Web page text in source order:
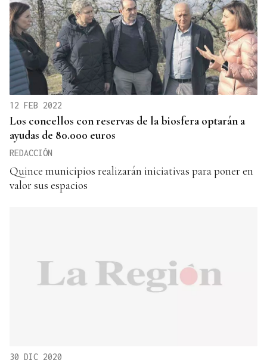
12 FEB 2022
Los concellos con reservas de la biosfera optarán a
ayudas de 80.000 euros
REDACCIÓN
Quince municipios realizarán iniciativas para poner en
valor sus espacios
30 DIC 2020